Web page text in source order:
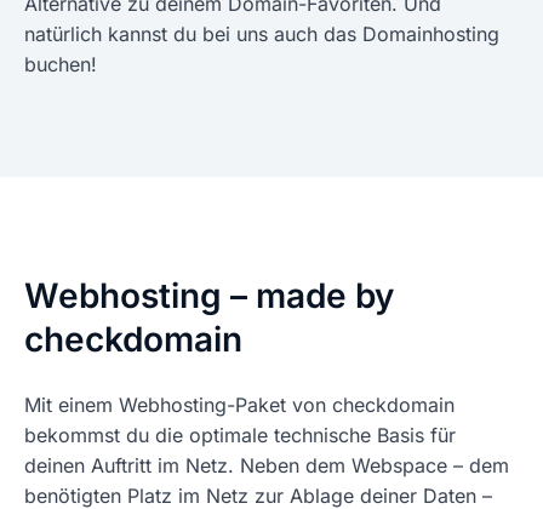
natürlich kannst du bei uns auch das Domainhosting
buchen!
Webhosting – made by
checkdomain
Mit einem Webhosting-Paket von checkdomain
bekommst du die optimale technische Basis für
deinen Auftritt im Netz. Neben dem Webspace – dem
benötigten Platz im Netz zur Ablage deiner Daten –